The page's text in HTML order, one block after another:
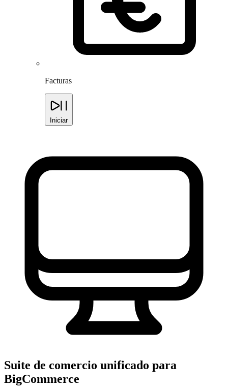
Facturas
Iniciar
Suite de comercio unificado para
BigCommerce